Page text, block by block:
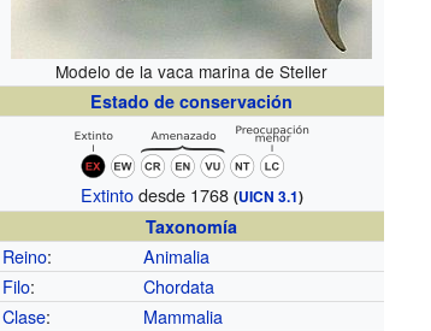
Modelo de la vaca marina de Steller
Estado de conservación
Extintodesde 1768 (UICN 3.1)
Taxonomía
Reino:
Animalia
Filo:
Chordata
Clase:
Mammalia